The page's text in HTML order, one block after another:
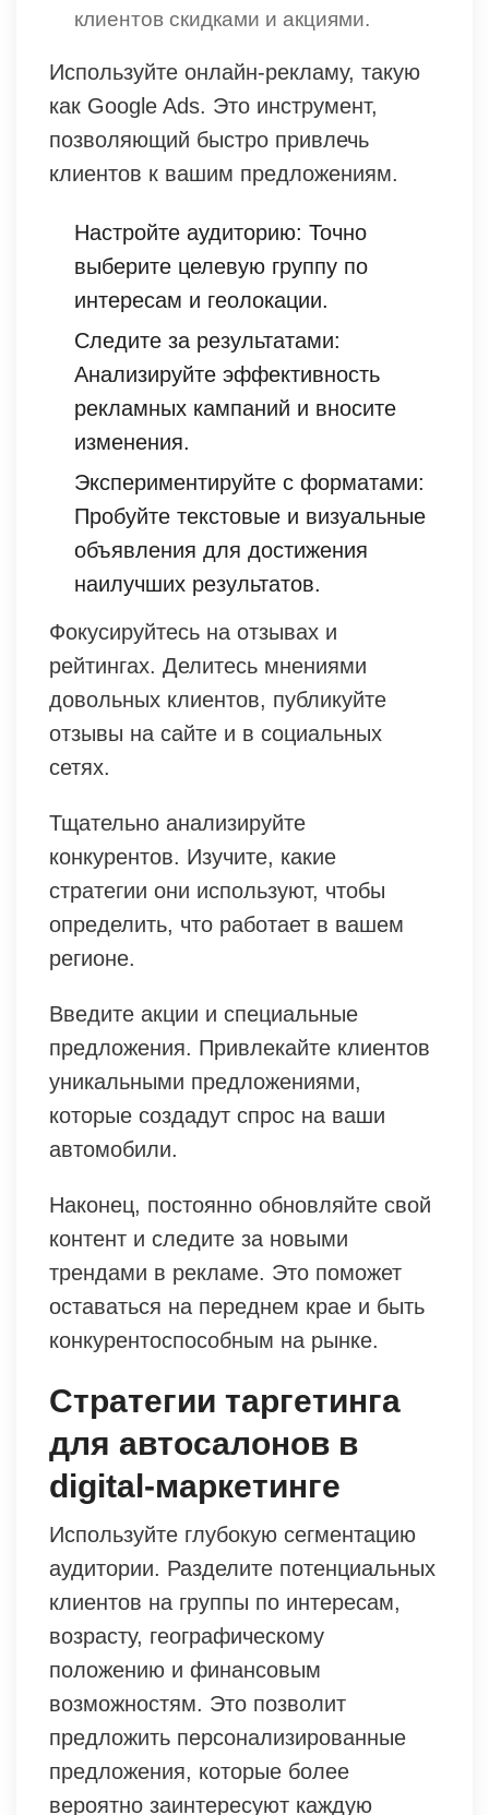
клиентов скидками и акциями.
Используйте онлайн-рекламу, такую
как Google Ads. Это инструмент,
позволяющий быстро привлечь
клиентов к вашим предложениям.
Настройте аудиторию: Точно
выберите целевую группу по
интересам и геолокации.
Следите за результатами:
Анализируйте эффективность
рекламных кампаний и вносите
изменения.
Экспериментируйте с форматами:
Пробуйте текстовые и визуальные
объявления для достижения
наилучших результатов.
Фокусируйтесь на отзывах и
рейтингах. Делитесь мнениями
довольных клиентов, публикуйте
отзывы на сайте и в социальных
сетях.
Тщательно анализируйте
конкурентов. Изучите, какие
стратегии они используют, чтобы
определить, что работает в вашем
регионе.
Введите акции и специальные
предложения. Привлекайте клиентов
уникальными предложениями,
которые создадут спрос на ваши
автомобили.
Наконец, постоянно обновляйте свой
контент и следите за новыми
трендами в рекламе. Это поможет
оставаться на переднем крае и быть
конкурентоспособным на рынке.
Стратегии таргетинга
для автосалонов в
digital-маркетинге
Используйте глубокую сегментацию
аудитории. Разделите потенциальных
клиентов на группы по интересам,
возрасту, географическому
положению и финансовым
возможностям. Это позволит
предложить персонализированные
предложения, которые более
вероятно заинтересуют каждую